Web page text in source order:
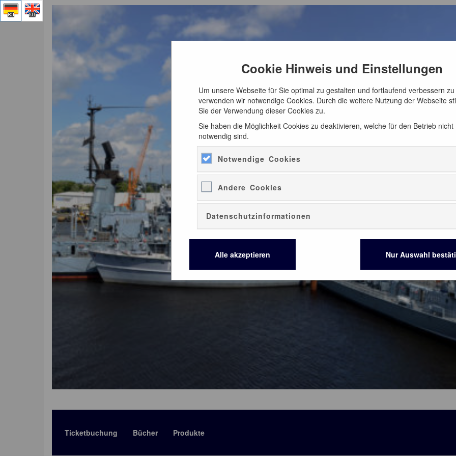
Cookie Hinweis und Einstellungen
Um unsere Webseite für Sie optimal zu gestalten und fortlaufend verbessern
verwenden wir notwendige Cookies. Durch die weitere Nutzung der Webseite
Sie der Verwendung dieser Cookies zu.
Sie haben die Möglichkeit Cookies zu deaktivieren, welche für den Betrieb nicht
notwendig sind.
Notwendige Cookies
Andere Cookies
Datenschutzinformationen
Alle akzeptieren Nur Auswahl
Ticketbuchung Bücher Produkte